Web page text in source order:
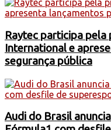
Raytec participa pela
International e
segurança pública
Audi do Brasil